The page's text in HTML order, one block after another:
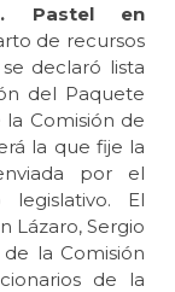
2. Pastel en
de recursos
declaró lista
del Paquete
Comisión de
la que fije la
por el
El
Lázaro, Sergio
la Comisión
de la